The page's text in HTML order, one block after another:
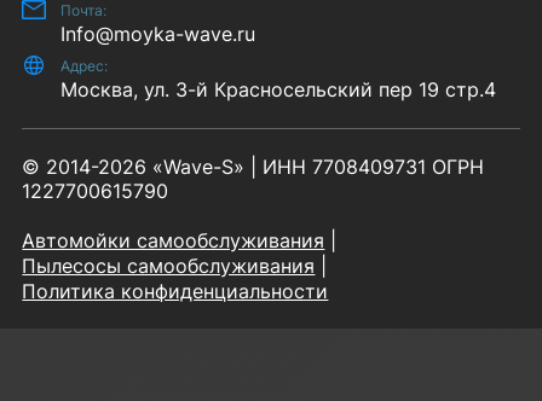
Почта:
Info@moyka-wave.ru
Адрес:
Москва, ул. 3-й Красносельский пер 19 стр.4
© 2014-2026 «Wave-S» | ИНН 7708409731 ОГРН
1227700615790
Автомойки самообслуживания
Пылесосы самообслуживания
Политика конфиденциальности